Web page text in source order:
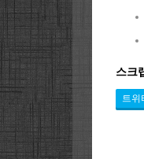
스크
트위